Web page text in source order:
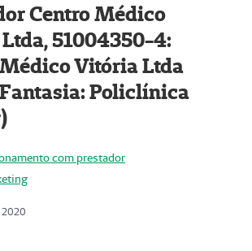
Centro Médico
51004350-4:
Vitória Ltda
Policlínica
com prestador
2020